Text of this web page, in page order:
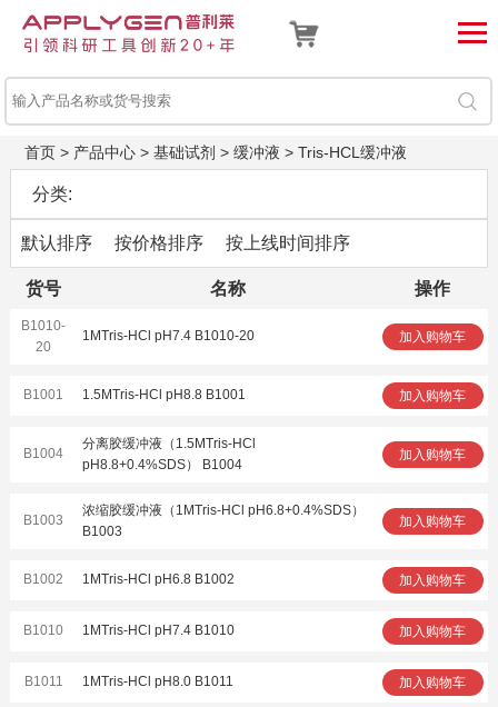
首页> 产品中心> 基础试剂 > 缓冲液 > Tris-HCL缓冲液
分类:
默认排序 按价格排序 按上线时间排序
货号 名称 操作
B1010-
20
1MTris-HCl pH7.4 B1010-20 加入购物车
B1001 1.5MTris-HCl pH8.8 B1001 加入购物车
B1004
分离胶缓冲液（1.5MTris-HCl
pH8.8+0.4%SDS） B1004
加入购物车
B1003
浓缩胶缓冲液（1MTris-HCl pH6.8+0.4%SDS）
B1003
加入购物车
B1002 1MTris-HCl pH6.8 B1002 加入购物车
B1010 1MTris-HCl pH7.4 B1010 加入购物车
B1011 1MTris-HCl pH8.0 B1011 加入购物车